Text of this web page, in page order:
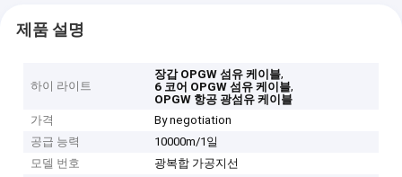
제품 설명
하이 라이트
장갑 OPGW 섬유 케이블,
6 코어 OPGW 섬유 케이블,
OPGW 항공 광섬유 케이블
가격
By negotiation
공급 능력
10000m/1일
모델 번호
광복합 가공지선